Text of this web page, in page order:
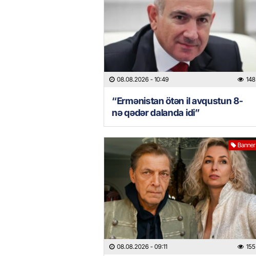
08.08.2026 - 10:49 148
“Ermənistan ötən il avqustun 8-
nə qədər dalanda idi”
Banner
08.08.2026 - 09:11 155